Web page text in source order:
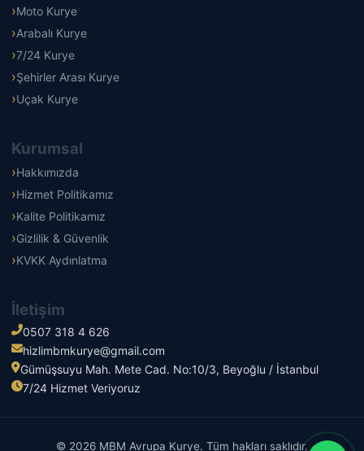
Moto Kurye
Arabalı Kurye
7/24 Kurye
Şehirler Arası Kurye
Uçak Kurye
Kurumsal
Hakkımızda
Hizmet Politikamız
Kalite Politikamız
Gizlilik & Güvenlik
KVKK Aydınlatma
İletişim
0507 318 4 626
hizlimbmkurye@gmail.com
Gümüşsuyu Mah. Mete Cad. No:10/3, Beyoğlu / İstanbul
7/24 Hizmet Veriyoruz
© 2026 MBM Avrupa Kurye. Tüm hakları saklıdır.